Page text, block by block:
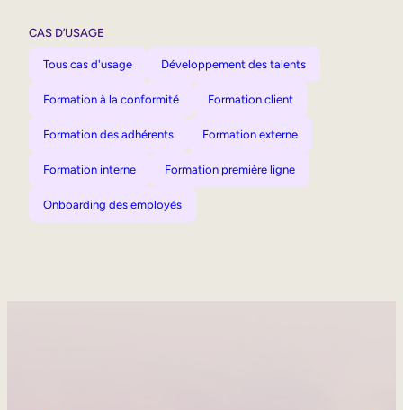
CAS D’USAGE
Tous cas d'usage Développement des talents
Formation à la conformité Formation client
Formation des adhérents Formation externe
Formation interne Formation première ligne
Onboarding des employés